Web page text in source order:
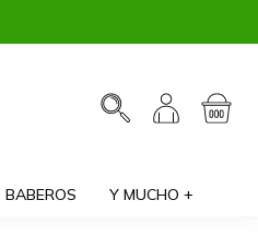
BABEROS Y MUCHO +